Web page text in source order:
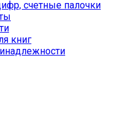
счетные палочки
книг